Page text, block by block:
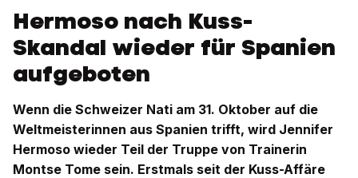
Hermoso nach Kuss-
Skandal wieder für Spanien
aufgeboten
Wenn die Schweizer Nati am 31. Oktober auf die
Weltmeisterinnen aus Spanien trifft, wird Jennifer
Hermoso wieder Teil der Truppe von Trainerin
Montse Tome sein. Erstmals seit der Kuss-Affäre